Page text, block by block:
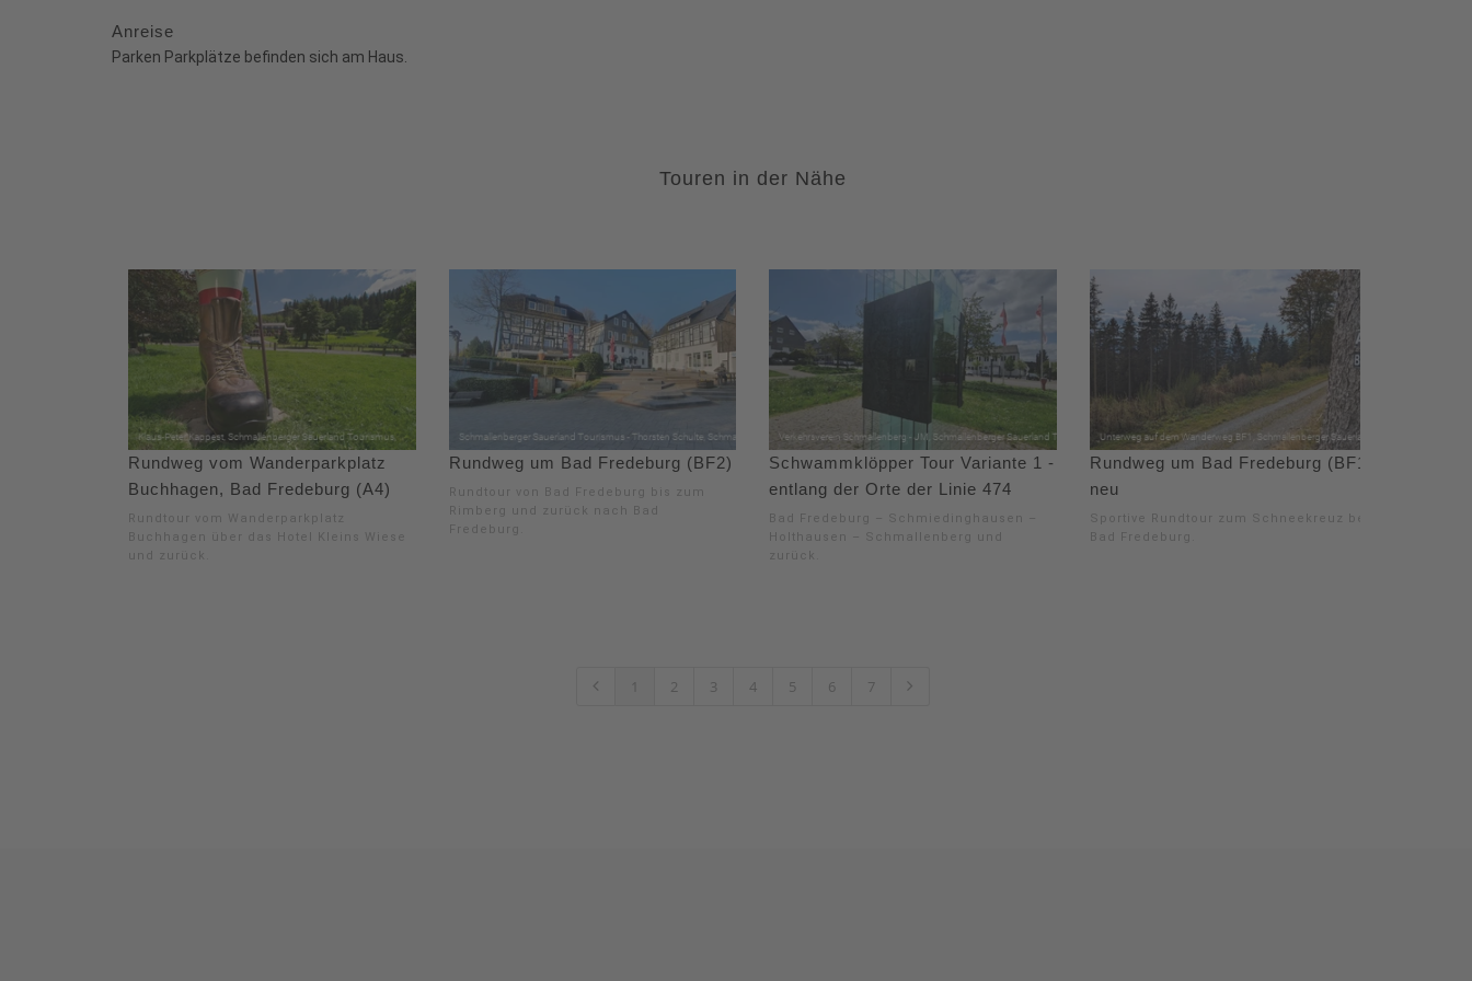
Anreise
Parken Parkplätze befinden sich am Haus.
Touren in der Nähe
Rundweg vom Wanderparkplatz
Buchhagen, Bad Fredeburg (A4)
Rundtour vom Wanderparkplatz
Buchhagen über das Hotel Kleins Wiese
und zurück.
Rundweg um Bad Fredeburg (BF2)
Rundtour von Bad Fredeburg bis zum
Rimberg und zurück nach Bad
Fredeburg.
Schwammklöpper Tour Variante 1 -
entlang der Orte der Linie 474
Bad Fredeburg – Schmiedinghausen –
Holthausen – Schmallenberg und
zurück.
Rundweg um Bad Fredeburg (BF1)
neu
Sportive Rundtour zum Schneekreuz bei
Bad Fredeburg.
1 2 3 4 5 6 7